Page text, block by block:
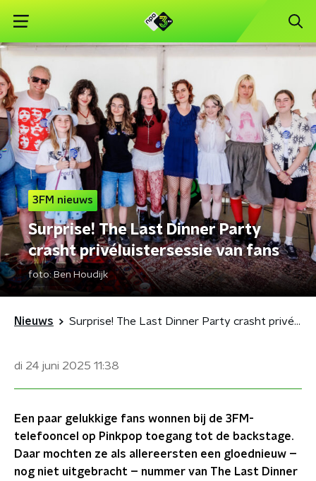
3FM nieuws
Surprise! The Last Dinner Party
crasht privéluistersessie van fans
foto: Ben Houdijk
Nieuws Surprise! The Last Dinner Party crasht privéluistersessie van fans
di 24 juni 2025 11:38
Een paar gelukkige fans wonnen bij de 3FM-
telefooncel op Pinkpop toegang tot de backstage.
Daar mochten ze als allereersten een gloednieuw –
nog niet uitgebracht – nummer van The Last Dinner